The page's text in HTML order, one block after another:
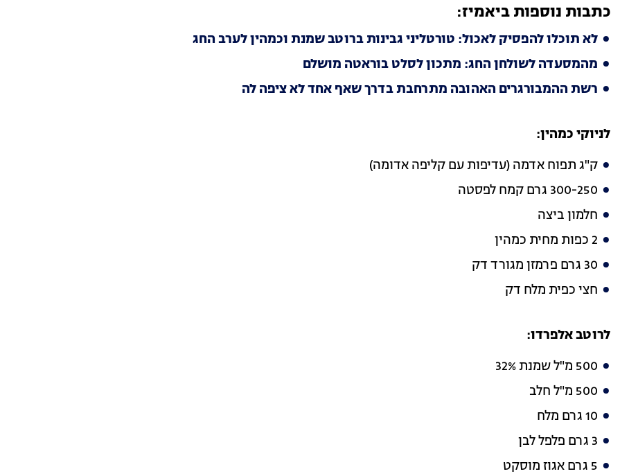
כתבות נוספות ביאמיז:
לא תוכלו להפסיק לאכול: טורטליני גבינות ברוטב שמנת וכמהין לערב החג
מהמסעדה לשולחן החג: מתכון לסלט בוראטה מושלם
רשת ההמבורגרים האהובה מתרחבת בדרך שאף אחד לא ציפה לה
לניוקי כמהין:
ק"ג תפוח אדמה (עדיפות עם קליפה אדומה)
300-250 גרם קמח לפסטה
חלמון ביצה
2 כפות מחית כמהין
30 גרם פרמזן מגורד דק
חצי כפית מלח דק
לרוטב אלפרדו:
500 מ"ל שמנת 32%
500 מ"ל חלב
10 גרם מלח
3 גרם פלפל לבן
5 גרם אגוז מוסקט